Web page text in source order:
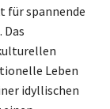
für spannende
Das
Leben
idyllischen